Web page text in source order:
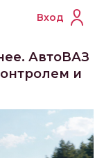
Вход
АвтоВАЗ
и